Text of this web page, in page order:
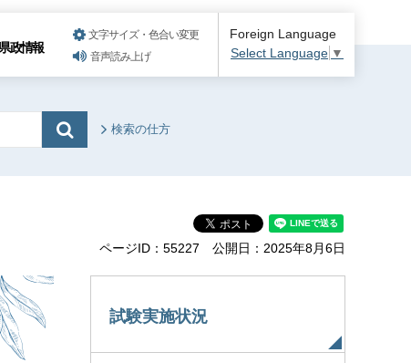
県政情報
文字サイズ・色合い変更
音声読み上げ
Foreign Language
Select Language ▼
検索の仕方
ページID：55227 公開日：2025年8月6日
試験実施状況